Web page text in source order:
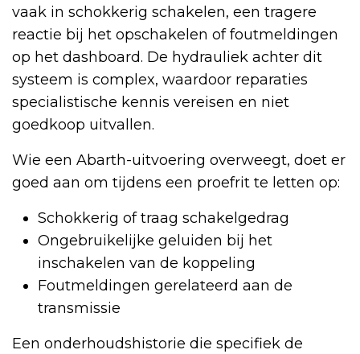
vaak in schokkerig schakelen, een tragere
reactie bij het opschakelen of foutmeldingen
op het dashboard. De hydrauliek achter dit
systeem is complex, waardoor reparaties
specialistische kennis vereisen en niet
goedkoop uitvallen.
Wie een Abarth-uitvoering overweegt, doet er
goed aan om tijdens een proefrit te letten op:
Schokkerig of traag schakelgedrag
Ongebruikelijke geluiden bij het
inschakelen van de koppeling
Foutmeldingen gerelateerd aan de
transmissie
Een onderhoudshistorie die specifiek de